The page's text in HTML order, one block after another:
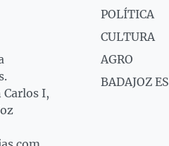
I,
POLÍTICA
CULTURA
AGRO
BADAJOZ